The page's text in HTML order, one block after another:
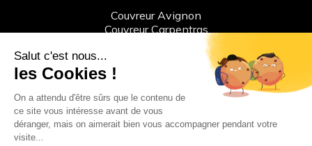
Couvreur Avignon
Couvreur Carpentras
Pose et vérification ligne de vie
Nous contacter
« Tel : +33 (0)7 81 25 95 96